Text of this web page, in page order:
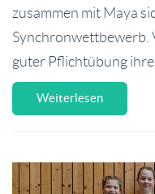
zusammen mit Maya
Synchronwettbewerb.
guter Pflichtübung
Weiterlesen